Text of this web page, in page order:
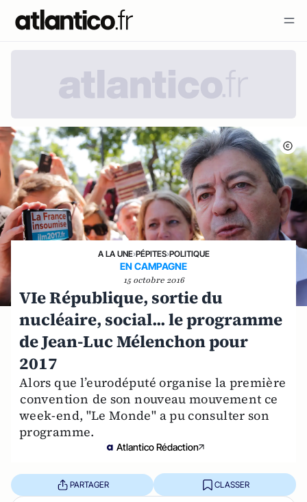
A LA UNE›PÉPITES›POLITIQUE
EN CAMPAGNE
15 octobre 2016
VIe République, sortie du
nucléaire, social... le programme
de Jean-Luc Mélenchon pour
2017
Alors que l’eurodéputé organise la première
convention de son nouveau mouvement ce
week-end, "Le Monde" a pu consulter son
programme.
Atlantico Rédaction
PARTAGER CLASSER